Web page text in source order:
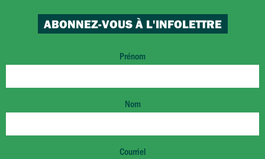
ABONNEZ-VOUS À L'INFOLETTRE
Prénom
Nom
Courriel